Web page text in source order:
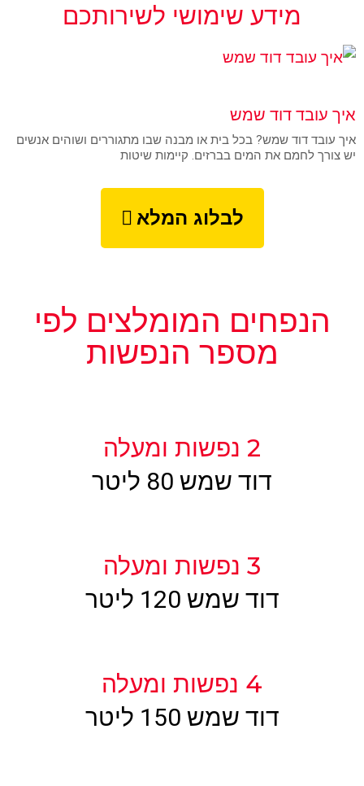
מידע שימושי לשירותכם
איך עובד דוד שמש
איך עובד דוד שמש? בכל בית או מבנה שבו מתגוררים ושוהים אנשים
יש צורך לחמם את המים בברזים. קיימות שיטות
לבלוג המלא
הנפחים המומלצים לפי
מספר הנפשות
2 נפשות ומעלה
דוד שמש 80 ליטר
3 נפשות ומעלה
דוד שמש 120 ליטר
4 נפשות ומעלה
דוד שמש 150 ליטר